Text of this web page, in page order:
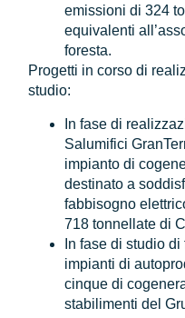
emissioni di 324
equivalenti
foresta.
Progetti in corso di
studio:
In fase di
Salumifici
impianto di
destinato a
fabbisogno
718 tonnellate di
In fase di studio
impianti di
cinque di
stabilimenti del